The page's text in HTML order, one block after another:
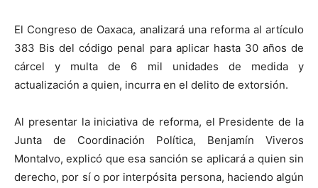
El Congreso de Oaxaca, analizará una reforma al artículo
383 Bis del código penal para aplicar hasta 30 años de
cárcel y multa de 6 mil unidades de medida y
actualización a quien, incurra en el delito de extorsión.
Al presentar la iniciativa de reforma, el Presidente de la
Junta de Coordinación Política, Benjamín Viveros
Montalvo, explicó que esa sanción se aplicará a quien sin
derecho, por sí o por interpósita persona, haciendo algún